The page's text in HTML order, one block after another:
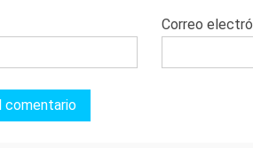
Correo